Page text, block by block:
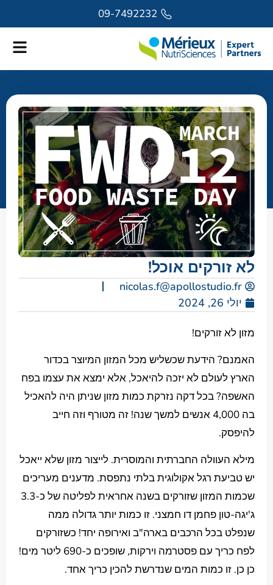
09-7492232
לא זורקים אוכל!
nicolas.f@apollostudio.fr
יולי 26, 2024
מזון לא זורקים!
האמנם? הידעת שכשליש מכל המזון המיוצר בכדור
הארץ לעולם לא יזכה להיאכל, אלא ימצא את עצמו בפח
האשפה? בכל דקה נזרקת כמות מזון שניתן היה להאכיל
בה 4,000 אנשים למשך שנה! זה מטורף וזה חייב
להיפסק.
מילא העוולה החברתית והמוסרית. לייצור מזון שלא ייאכל
יש טביעת רגל אקולוגית בלתי נתפסת. מדענים מעריכים
שכמות המזון שזורקים בשנה אחראית לפליטה של כ-3.3
ג'יגה-טון פחמן דו חמצני. זו כמות יותר גדולה ממה
שנפלט בכל הרכבים בארה"ב ואירופה יחד! כשזורקים
לפח כריך עם פסטרמה וירקות, שופכים כ-690 ליטר מים!
כן כן. זו כמות המים שנדרשת להכין כריך אחד.